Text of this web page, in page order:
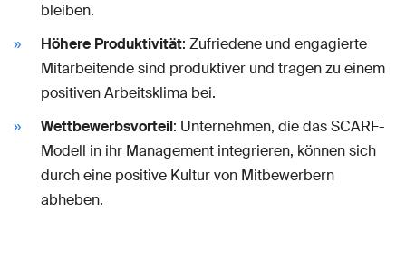
bleiben.
Höhere Produktivität: Zufriedene und engagierte
Mitarbeitende sind produktiver und tragen zu einem
positiven Arbeitsklima bei.
Wettbewerbsvorteil: Unternehmen, die das SCARF-
Modell in ihr Management integrieren, können sich
durch eine positive Kultur von Mitbewerbern
abheben.